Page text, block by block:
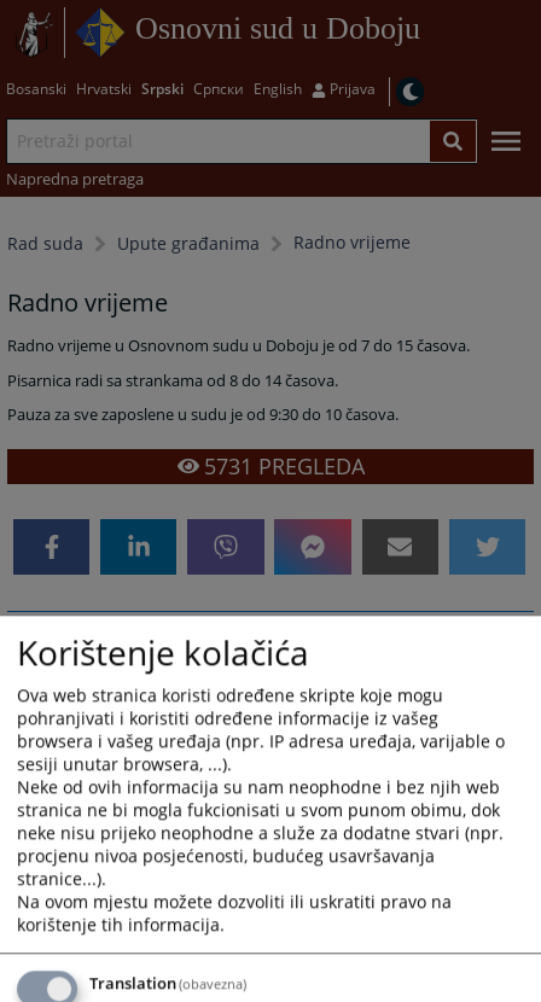
Osnovni sud u Doboju
Bosanski Hrvatski Srpski Српски English Prijava
Napredna pretraga
Rad suda Upute građanima Radno vrijeme
Radno vrijeme
Radno vrijeme u Osnovnom sudu u Doboju je od 7 do 15 časova.
Pisarnica radi sa strankama od 8 do 14 časova.
Pauza za sve zaposlene u sudu je od 9:30 do 10 časova.
5731 PREGLEDA
Korištenje kolačića
Ova web stranica koristi određene skripte koje mogu
pohranjivati i koristiti određene informacije iz vašeg
browsera i vašeg uređaja (npr. IP adresa uređaja, varijable o
sesiji unutar browsera, ...).
Neke od ovih informacija su nam neophodne i bez njih web
stranica ne bi mogla fukcionisati u svom punom obimu, dok
neke nisu prijeko neophodne a služe za dodatne stvari (npr.
procjenu nivoa posjećenosti, budućeg usavršavanja
stranice...).
Na ovom mjestu možete dozvoliti ili uskratiti pravo na
korištenje tih informacija.
Translation(obavezna)